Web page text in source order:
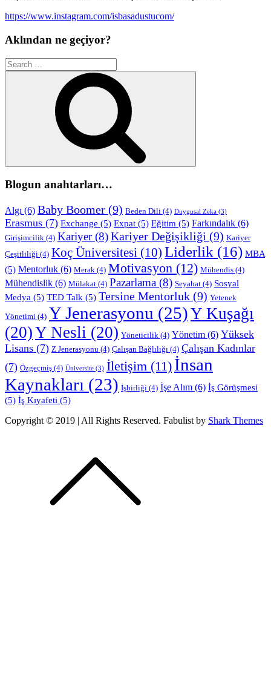
https://www.instagram.com/isbasadustucom/
Aklından ne geçiyor?
Search
for:
Blogun anahtarları…
Algı (6) Baby Boomer (9) Beden Dili (4) Duygusal Zeka (3)
Erasmus (7) Exchange (5) Expat (5) Eğitim (5) Farkındalık (6)
Girişimcilik (4) Kariyer(8)Kariyer Değişikliği (9) Kariyer
Çeşitliliği (4) Koç Üniversitesi (10) Liderlik (16) MBA
(5) Mentorluk (6) Merak (4) Motivasyon (12) Mühendis (4)
Mühendislik (6) Mülakat (4) Pazarlama (8) Seyahat (4) Sosyal
Medya (5) TED Talk (5) Tersine Mentorluk (9) Yetenek
Yönetimi (4) Y Jenerasyonu (25)Y Kuşağı
(20)Y Nesli (20) Yöneticilik (4) Yönetim (6) Yüksek
Lisans (7) Z Jenerasyonu (4) Çalışan Bağlılığı (4) Çalışan Kadınlar
(7) Özgeçmiş (4) Üniversite (3) İletişim (11) İnsan
Kaynakları (23) İşbirliği (4) İşe Alım (6) İş Görüşmesi
(5) İş Kıyafeti (5)
Copyright © 2019 | All Rights Reserved. Fabulist by Shark Themes